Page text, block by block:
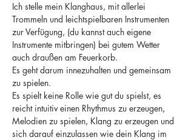
Ich stelle mein Klanghaus, mit allerlei
Trommeln und leichtspielbaren Instrumenten
zur Verfügung, (du kannst auch eigene
Instrumente mitbringen) bei gutem Wetter
auch draußen am Feuerkorb.
Es geht darum innezuhalten und gemeinsam
zu spielen.
Es spielt keine Rolle wie gut du spielst, es
reicht intuitiv einen Rhythmus zu erzeugen,
Melodien zu spielen, Klang zu erzeugen und
sich darauf einzulassen wie dein Klang im